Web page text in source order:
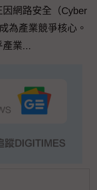
網路安全（Cyber
為產業競爭核心。
產業...